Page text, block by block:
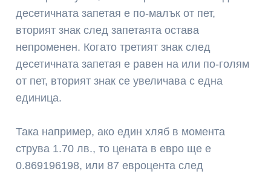
десетичната запетая е по-малък от пет,
вторият знак след запетаята остава
непроменен. Когато третият знак след
десетичната запетая е равен на или по-голям
от пет, вторият знак се увеличава с една
единица.
Така например, ако един хляб в момента
струва 1.70 лв., то цената в евро ще е
0.869196198, или 87 евроцента след